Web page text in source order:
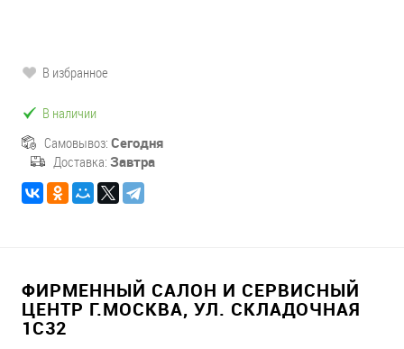
В избранное
В наличии
Самовывоз: Сегодня
Доставка: Завтра
ФИРМЕННЫЙ САЛОН И СЕРВИСНЫЙ
ЦЕНТР Г.МОСКВА, УЛ. СКЛАДОЧНАЯ
1С32